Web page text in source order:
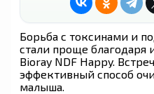
Борьба с токсинами и
стали проще благодаря
Bioray NDF Happy.
эффективный способ
малыша.